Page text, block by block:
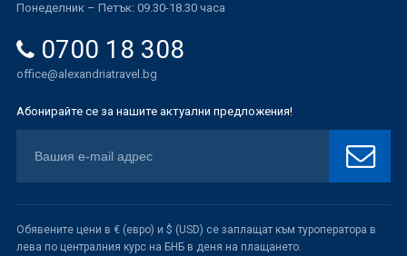
Понеделник – Петък: 09.30-18.30 часа
0700 18 308
office@alexandriatravel.bg
Абонирайте се за нашите актуални предложения!
Обявените цени в € (евро) и $ (USD) се заплащат към туроператора в
лева по централния курс на БНБ в деня на плащането.